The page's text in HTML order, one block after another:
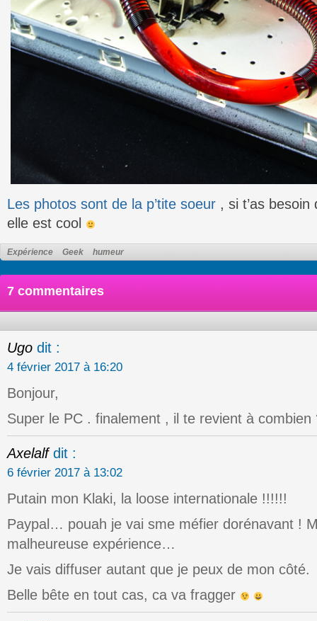
Les photos sont de la p’tite soeur , si t’as besoin
elle est cool
Expérience Geek humeur
7 commentaires
Ugo dit :
4 février 2017 à 16:20
Bonjour,
Super le PC . finalement , il te revient à combien
Axelalf dit :
6 février 2017 à 13:02
Putain mon Klaki, la loose internationale !!!!!!
Paypal… pouah je vai sme méfier dorénavant !
malheureuse expérience…
Je vais diffuser autant que je peux de mon côté.
Belle bête en tout cas, ca va fragger